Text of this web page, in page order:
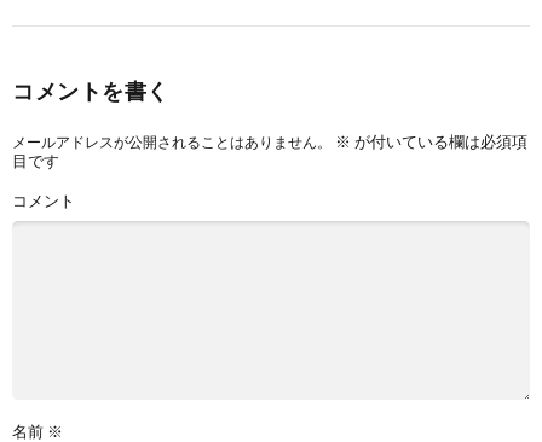
コメントを書く
メールアドレスが公開されることはありません。 ※ が付いている欄は必須項
目です
コメント
名前 ※